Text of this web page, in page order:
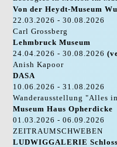
Von der Heydt-Museum
22.03.2026 - 30.08.2026
Carl Grossberg
Lehmbruck Museum
24.04.2026 - 30.08.2026
Anish Kapoor
DASA
10.06.2026 - 31.08.2026
Wanderausstellung "Alles
Museum Haus Opherdicke
01.03.2026 - 06.09.2026
ZEITRAUMSCHWEBEN
LUDWIGGALERIE